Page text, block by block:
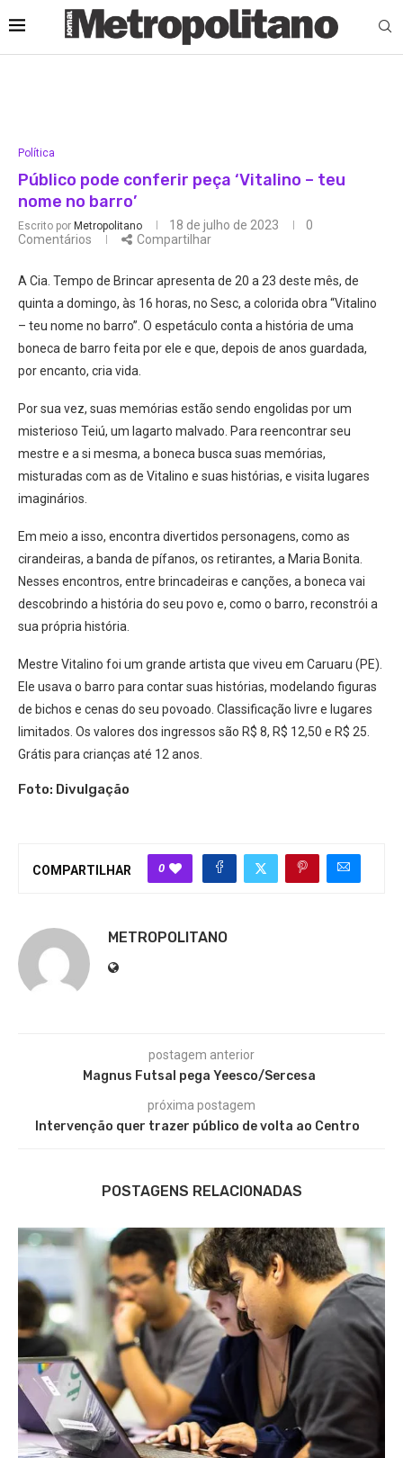
Política
Público pode conferir peça ‘Vitalino – teu
nome no barro’
Escrito por Metropolitano 18 de julho de 2023
0
Comentários
Compartilhar
A Cia. Tempo de Brincar apresenta de 20 a 23 deste mês, de
quinta a domingo, às 16 horas, no Sesc, a colorida obra “Vitalino
– teu nome no barro”. O espetáculo conta a história de uma
boneca de barro feita por ele e que, depois de anos guardada,
por encanto, cria vida.
Por sua vez, suas memórias estão sendo engolidas por um
misterioso Teiú, um lagarto malvado. Para reencontrar seu
mestre e a si mesma, a boneca busca suas memórias,
misturadas com as de Vitalino e suas histórias, e visita lugares
imaginários.
Em meio a isso, encontra divertidos personagens, como as
cirandeiras, a banda de pífanos, os retirantes, a Maria Bonita.
Nesses encontros, entre brincadeiras e canções, a boneca vai
descobrindo a história do seu povo e, como o barro, reconstrói a
sua própria história.
Mestre Vitalino foi um grande artista que viveu em Caruaru (PE).
Ele usava o barro para contar suas histórias, modelando figuras
de bichos e cenas do seu povoado. Classificação livre e lugares
limitados. Os valores dos ingressos são R$ 8, R$ 12,50 e R$ 25.
Grátis para crianças até 12 anos.
Foto: Divulgação
COMPARTILHAR 0
METROPOLITANO
postagem anterior
Magnus Futsal pega Yeesco/Sercesa
próxima postagem
Intervenção quer trazer público de volta ao Centro
POSTAGENS RELACIONADAS